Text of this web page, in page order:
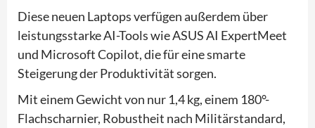
Diese neuen Laptops verfügen außerdem über
leistungsstarke AI-Tools wie ASUS AI ExpertMeet
und Microsoft Copilot, die für eine smarte
Steigerung der Produktivität sorgen.
Mit einem Gewicht von nur 1,4 kg, einem 180°-
Flachscharnier, Robustheit nach Militärstandard,